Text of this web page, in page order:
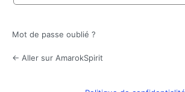
Mot de passe oublié ?
← Aller sur AmarokSpirit